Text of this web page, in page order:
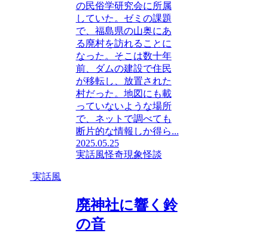
の民俗学研究会に所属
していた。ゼミの課題
で、福島県の山奥にあ
る廃村を訪れることに
なった。そこは数十年
前、ダムの建設で住民
が移転し、放置された
村だった。地図にも載
っていないような場所
で、ネットで調べても
断片的な情報しか得ら...
2025.05.25
実話風怪奇現象怪談
実話風
廃神社に響く鈴
の音